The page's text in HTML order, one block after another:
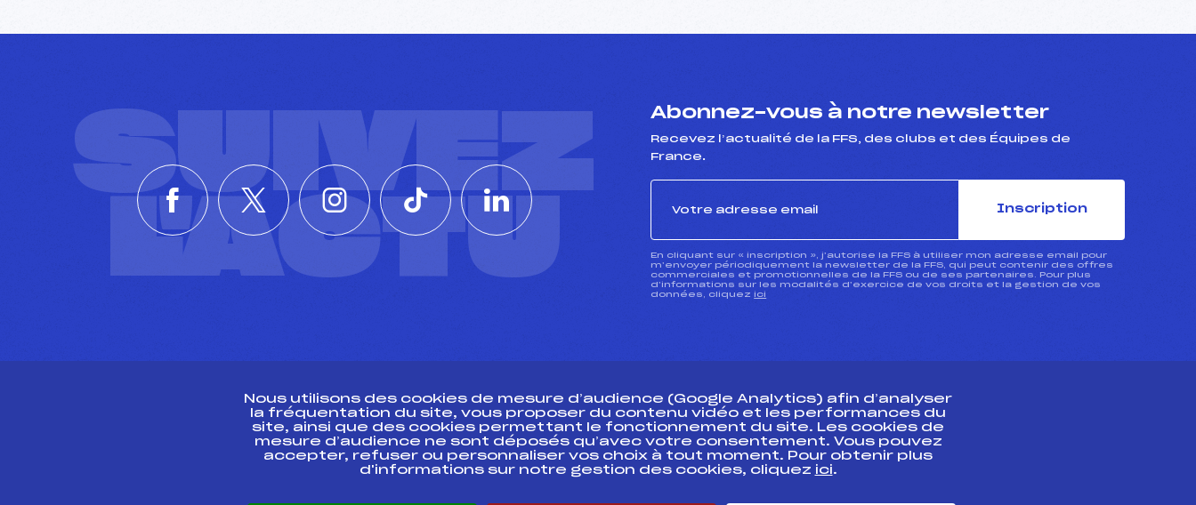
SUIVEZ
L'ACTU
Abonnez-vous à notre newsletter
Recevez l’actualité de la FFS, des clubs et des Équipes de
France.
Inscription
En cliquant sur « inscription », j’autorise la FFS à utiliser mon adresse email pour
m’envoyer périodiquement la newsletter de la FFS, qui peut contenir des offres
commerciales et promotionnelles de la FFS ou de ses partenaires. Pour plus
d’informations sur les modalités d’exercice de vos droits et la gestion de vos
données, cliquez ici
Ressources
Pass’Neige
Projet sportif fédéral
Pôle vie de l’athlète
Enseignement professionnel
Nous utilisons des cookies de mesure d’audience (Google Analytics) afin d’analyser
la fréquentation du site, vous proposer du contenu vidéo et les performances du
site, ainsi que des cookies permettant le fonctionnement du site. Les cookies de
mesure d’audience ne sont déposés qu’avec votre consentement. Vous pouvez
accepter, refuser ou personnaliser vos choix à tout moment. Pour obtenir plus
d'informations sur notre gestion des cookies, cliquez ici.